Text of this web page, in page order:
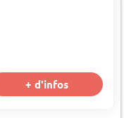
+ d'infos